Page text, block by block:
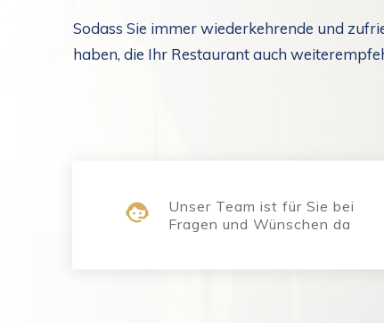
Sodass Sie immer wiederkehrende und
haben, die Ihr Restaurant auch
Unser Team ist für Sie bei
Fragen und Wünschen da